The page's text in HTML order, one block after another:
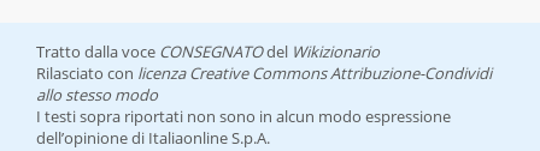
Tratto dalla voce CONSEGNATOdel Wikizionario
Rilasciato con licenza Creative Commons Attribuzione-Condividi
allo stesso modo
I testi sopra riportati non sono in alcun modo espressione
dell’opinione di Italiaonline S.p.A.